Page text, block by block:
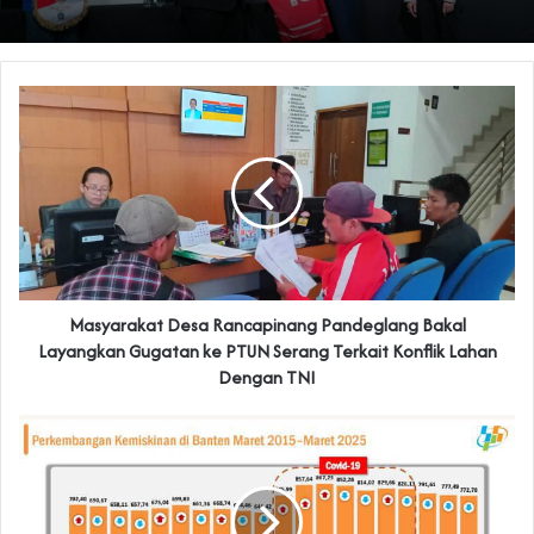
Masyarakat Desa Rancapinang Pandeglang Bakal
Layangkan Gugatan ke PTUN Serang Terkait Konflik Lahan
Dengan TNI